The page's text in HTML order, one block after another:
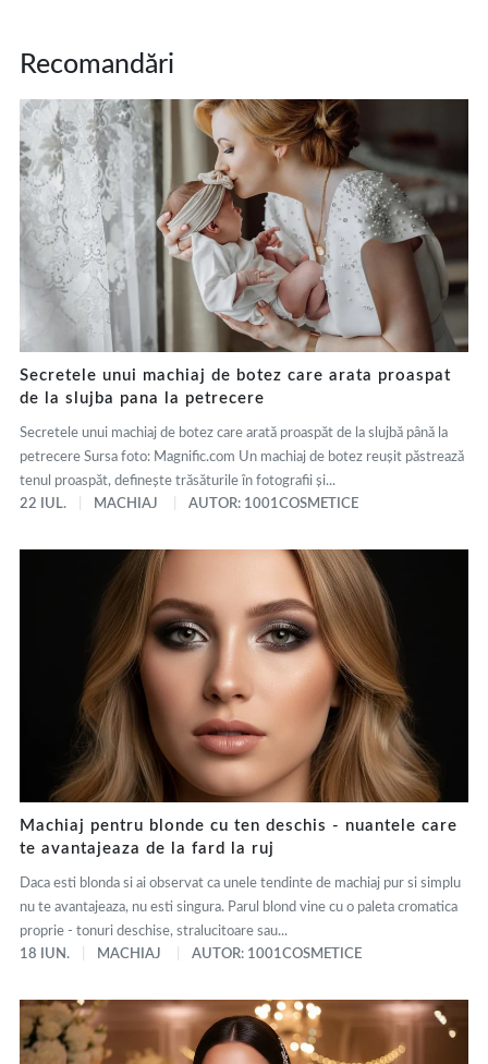
Recomandări
Secretele unui machiaj de botez care arata proaspat
de la slujba pana la petrecere
Secretele unui machiaj de botez care arată proaspăt de la slujbă până la
petrecere Sursa foto: Magnific.com Un machiaj de botez reușit păstrează
tenul proaspăt, definește trăsăturile în fotografii și...
22 IUL.
MACHIAJ AUTOR: 1001COSMETICE
Machiaj pentru blonde cu ten deschis - nuantele care
te avantajeaza de la fard la ruj
Daca esti blonda si ai observat ca unele tendinte de machiaj pur si simplu
nu te avantajeaza, nu esti singura. Parul blond vine cu o paleta cromatica
proprie - tonuri deschise, stralucitoare sau...
18 IUN.
MACHIAJ AUTOR: 1001COSMETICE